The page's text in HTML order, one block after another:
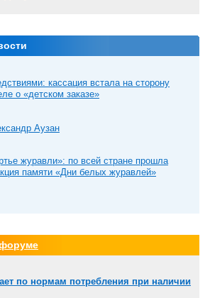
кассация встала на сторону
о «детском заказе»
Аузан
журавли»: по всей стране прошла
памяти «Дни белых журавлей»
по нормам потребления при наличии